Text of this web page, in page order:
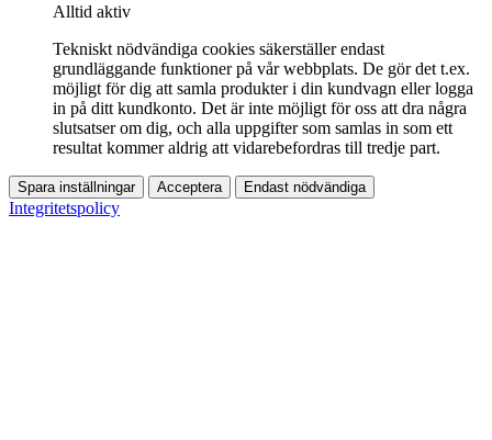
Alltid aktiv
Tekniskt nödvändiga cookies säkerställer endast
grundläggande funktioner på vår webbplats. De gör det t.ex.
möjligt för dig att samla produkter i din kundvagn eller logga
in på ditt kundkonto. Det är inte möjligt för oss att dra några
slutsatser om dig, och alla uppgifter som samlas in som ett
resultat kommer aldrig att vidarebefordras till tredje part.
Spara inställningar Acceptera Endast nödvändiga
Integritetspolicy